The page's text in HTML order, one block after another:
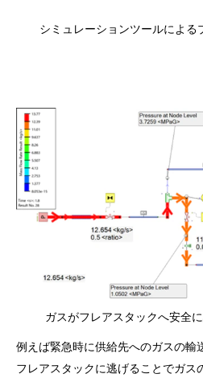
シミュレーションツールによる
ガスがフレアスタックへ安全
例えば緊急時に供給先へのガスの輸
フレアスタックに逃げることでガス